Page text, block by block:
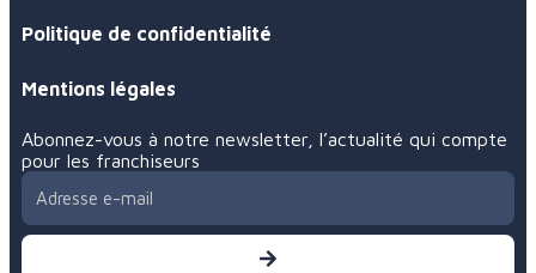
Mentions légales
Abonnez-vous à notre newsletter, l’actualité qui compte
pour les franchiseurs